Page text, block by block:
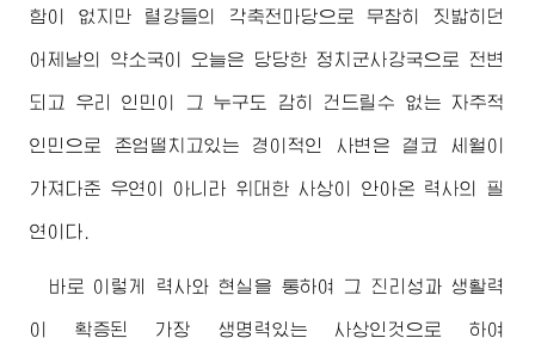
함이 없지만 렬강들의 각축전마당으로 무참히 짓밟히던
어제날의 약소국이 오늘은 당당한 정치군사강국으로 전변
되고 우리 인민이 그 누구도 감히 건드릴수 없는 자주적
인민으로 존엄떨치고있는 경이적인 사변은 결코 세월이
가져다준 우연이 아니라 위대한 사상이 안아온 력사의 필
연이다.
바로 이렇게 력사와 현실을 통하여 그 진리성과 생활력
이 확증된 가장 생명력있는 사상인것으로 하여